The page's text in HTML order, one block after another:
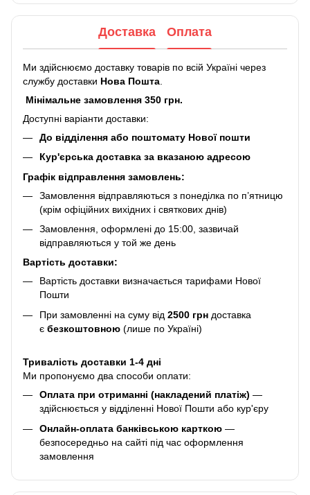
Доставка Оплата
Ми здійснюємо доставку товарів по всій Україні через
службу доставки Нова Пошта
Мінімальне замовлення 350 грн.
Доступні варіанти доставки:
До відділення або поштомату Нової пошти
Кур'єрська доставка за вказаною адресою
Графік відправлення замовлень:
Замовлення відправляються з понеділка по п’ятницю
(крім офіційних вихідних і святкових днів)
Замовлення, оформлені до 15:00, зазвичай
відправляються у той же день
Вартість доставки:
Вартість доставки визначається тарифами Нової
Пошти
При замовленні на суму від 2500 грн доставка
є безкоштовною (лише по Україні)
Тривалість доставки 1-4 дні
Ми пропонуємо два способи оплати:
Оплата при отриманні (накладений платіж) —
здійснюється у відділенні Нової Пошти або кур'єру
Онлайн-оплата банківською карткою —
безпосередньо на сайті під час оформлення
замовлення